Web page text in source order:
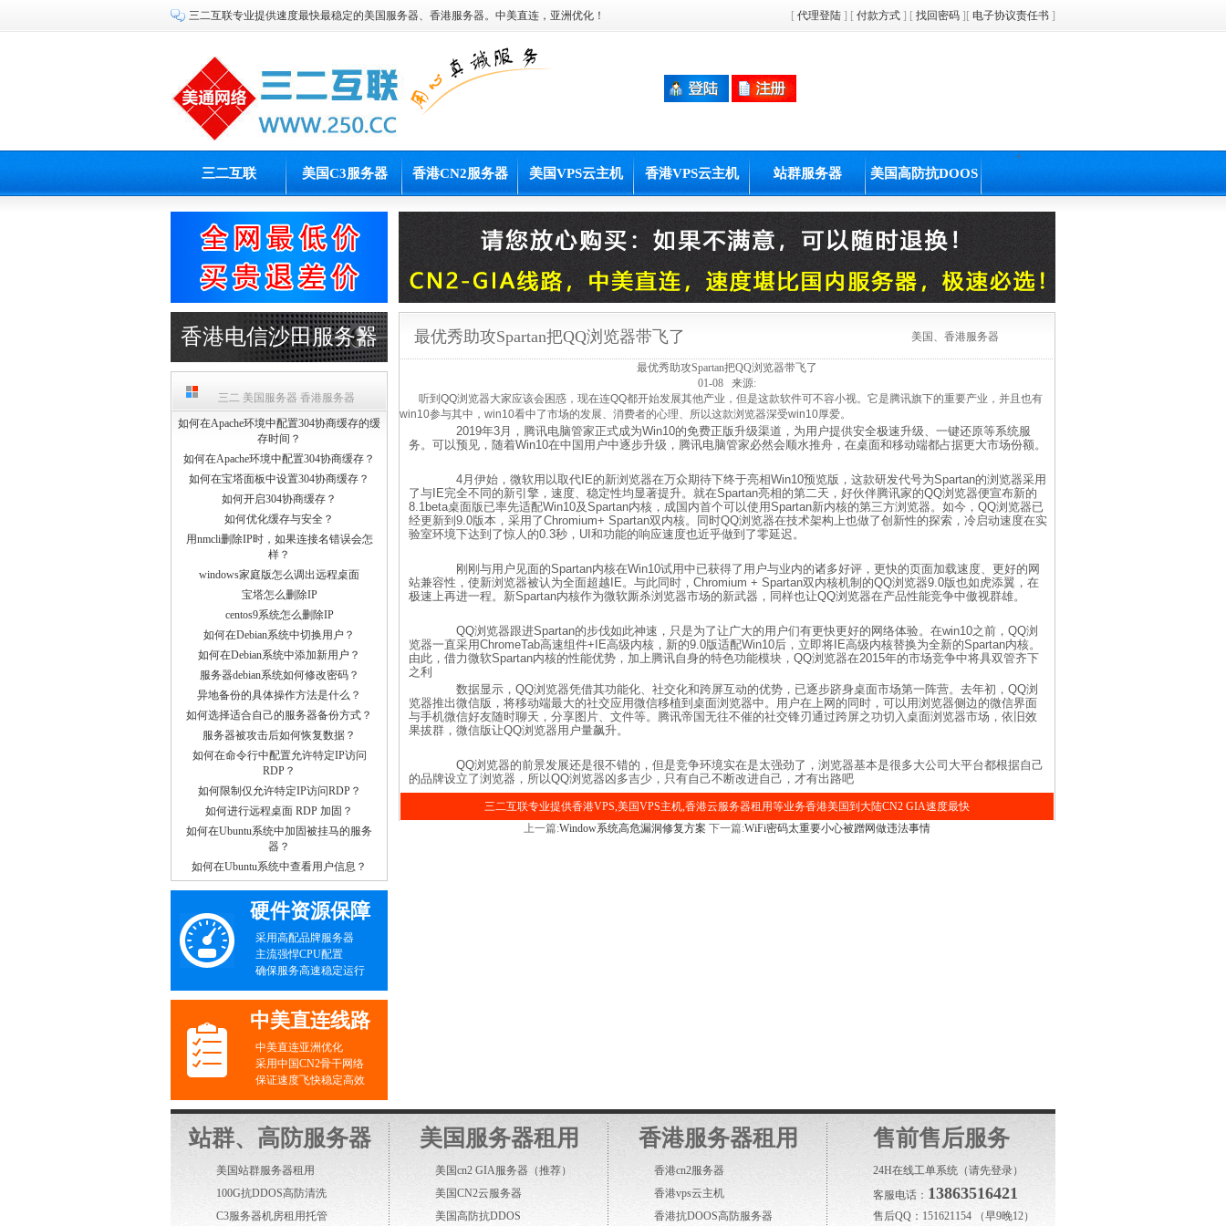
三二互联专业提供速度最快最稳定的美国服务器、香港服务器。中美直连，亚洲优化！ [ 代理登陆 ] [ 付款方式 ] [ 找回密码 ][ 电子协议责任书 ]
三二互联 美国C3服务器 香港CN2服务器 美国VPS云主机 香港VPS云主机
+
站群服务器 美国高防抗DOOS
香港电信沙田服务器
三二 美国服务器 香港服务器
如何在Apache环境中配置304协商缓存的缓
存时间？
如何在Apache环境中配置304协商缓存？
如何在宝塔面板中设置304协商缓存？
如何开启304协商缓存？
如何优化缓存与安全？
用nmcli删除IP时，如果连接名错误会怎
样？
windows家庭版怎么调出远程桌面
宝塔怎么删除IP
centos9系统怎么删除IP
如何在Debian系统中切换用户？
如何在Debian系统中添加新用户？
服务器debian系统如何修改密码？
异地备份的具体操作方法是什么？
如何选择适合自己的服务器备份方式？
服务器被攻击后如何恢复数据？
如何在命令行中配置允许特定IP访问
RDP？
如何限制仅允许特定IP访问RDP？
如何进行远程桌面 RDP 加固？
如何在Ubuntu系统中加固被挂马的服务
器？
如何在Ubuntu系统中查看用户信息？
硬件资源保障
采用高配品牌服务器
主流强悍CPU配置
确保服务高速稳定运行
中美直连线路
中美直连亚洲优化
采用中国CN2骨干网络
保证速度飞快稳定高效
最优秀助攻Spartan把QQ浏览器带飞了 美国、香港服务器
最优秀助攻Spartan把QQ浏览器带飞了
01-08 来源:
听到QQ浏览器大家应该会困惑，现在连QQ都开始发展其他产业，但是这款软件可不容小视。它是腾讯旗下的重要产业，并且也有
win10参与其中，win10看中了市场的发展、消费者的心理、所以这款浏览器深受win10厚爱。
2019年3月，腾讯电脑管家正式成为Win10的免费正版升级渠道，为用户提供安全极速升级、一键还原等系统服
务。可以预见，随着Win10在中国用户中逐步升级，腾讯电脑管家必然会顺水推舟，在桌面和移动端都占据更大市场份额。
4月伊始，微软用以取代IE的新浏览器在万众期待下终于亮相Win10预览版，这款研发代号为Spartan的浏览器采用
了与IE完全不同的新引擎，速度、稳定性均显著提升。就在Spartan亮相的第二天，好伙伴腾讯家的QQ浏览器便宣布新的
8.1beta桌面版已率先适配Win10及Spartan内核，成国内首个可以使用Spartan新内核的第三方浏览器。如今，QQ浏览器已
经更新到9.0版本，采用了Chromium+ Spartan双内核。同时QQ浏览器在技术架构上也做了创新性的探索，冷启动速度在实
验室环境下达到了惊人的0.3秒，UI和功能的响应速度也近乎做到了零延迟。
刚刚与用户见面的Spartan内核在Win10试用中已获得了用户与业内的诸多好评，更快的页面加载速度、更好的网
站兼容性，使新浏览器被认为全面超越IE。与此同时，Chromium + Spartan双内核机制的QQ浏览器9.0版也如虎添翼，在
极速上再进一程。新Spartan内核作为微软厮杀浏览器市场的新武器，同样也让QQ浏览器在产品性能竞争中傲视群雄。
QQ浏览器跟进Spartan的步伐如此神速，只是为了让广大的用户们有更快更好的网络体验。在win10之前，QQ浏
览器一直采用ChromeTab高速组件+IE高级内核，新的9.0版适配Win10后，立即将IE高级内核替换为全新的Spartan内核。
由此，借力微软Spartan内核的性能优势，加上腾讯自身的特色功能模块，QQ浏览器在2015年的市场竞争中将具双管齐下
之利
数据显示，QQ浏览器凭借其功能化、社交化和跨屏互动的优势，已逐步跻身桌面市场第一阵营。去年初，QQ浏
览器推出微信版，将移动端最大的社交应用微信移植到桌面浏览器中。用户在上网的同时，可以用浏览器侧边的微信界面
与手机微信好友随时聊天，分享图片、文件等。腾讯帝国无往不催的社交锋刃通过跨屏之功切入桌面浏览器市场，依旧效
果拔群，微信版让QQ浏览器用户量飙升。
QQ浏览器的前景发展还是很不错的，但是竞争环境实在是太强劲了，浏览器基本是很多大公司大平台都根据自己
的品牌设立了浏览器，所以QQ浏览器凶多吉少，只有自己不断改进自己，才有出路吧
三二互联专业提供香港VPS,美国VPS主机,香港云服务器租用等业务香港美国到大陆CN2 GIA速度最快
上一篇:Window系统高危漏洞修复方案 下一篇:WiFi密码太重要小心被蹭网做违法事情
站群、高防服务器
美国站群服务器租用
100G抗DDOS高防清洗
C3服务器机房租用托管
美国服务器租用
美国cn2 GIA服务器 （推荐）
美国CN2云服务器
美国高防抗DDOS
香港服务器租用
香港cn2服务器
香港vps云主机
香港抗DOOS高防服务器
售前售后服务
24H在线工单系统 （请先登录）
客服电话： 13863516421
售后QQ：151621154 （早9晚12）